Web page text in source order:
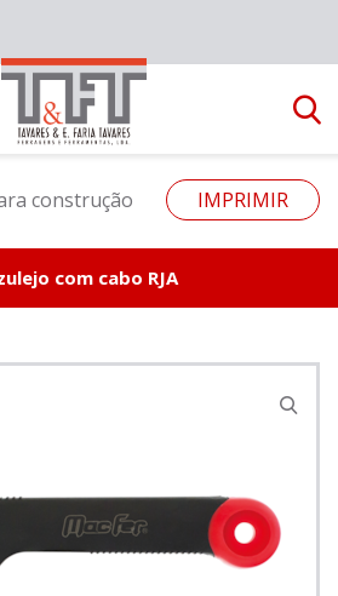
construção IMPRIMIR
com cabo RJA